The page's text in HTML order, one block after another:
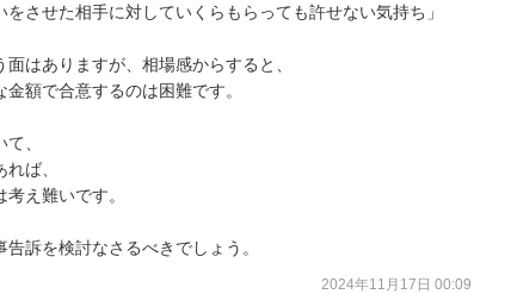
をさせた相手に対していくらもらっても許せない気持ち」
はありますが、相場感からすると、
額で合意するのは困難です。
、
ば、
え難いです。
訴を検討なさるべきでしょう。
2024年11月17日 00:09